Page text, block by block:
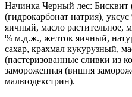
Начинка Черный лес: Бисквит
(гидрокарбонат натрия),
яичный, масло растительное,
% м.д.ж., желток яичный,
сахар, крахмал кукурузный,
(пастеризованные сливки из
замороженная (вишня
мальтодекстрин).